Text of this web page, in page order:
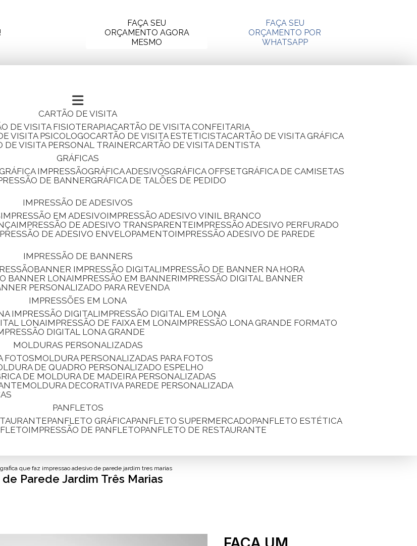
FAÇA SEU
ORÇAMENTO AGORA
MESMO
FAÇA SEU
ORÇAMENTO POR
WHATSAPP
CARTÃO DE VISITA
DE VISITA FISIOTERAPIA CARTÃO DE VISITA CONFEITARIA
VISITA PSICOLOGO CARTÃO DE VISITA ESTETICISTA CARTÃO DE VISITA GRÁFICA
DE VISITA PERSONAL TRAINER CARTÃO DE VISITA DENTISTA
GRÁFICAS
GRÁFICA IMPRESSÃO GRÁFICA ADESIVOS GRÁFICA OFFSET
GRÁFICA DE CAMISETAS
DE BANNER
GRÁFICA DE TALÕES DE PEDIDO
IMPRESSÃO DE ADESIVOS
IMPRESSÃO EM ADESIVO IMPRESSÃO ADESIVO VINIL BRANCO
IMPRESSÃO DE ADESIVO TRANSPARENTE IMPRESSÃO ADESIVO PERFURADO
DE ADESIVO ENVELOPAMENTO IMPRESSÃO ADESIVO DE PAREDE
IMPRESSÃO DE BANNERS
BANNER IMPRESSÃO DIGITAL IMPRESSÃO DE BANNER NA HORA
BANNER LONA IMPRESSÃO EM BANNER IMPRESSÃO DIGITAL BANNER
PERSONALIZADO PARA REVENDA
IMPRESSÕES EM LONA
IMPRESSÃO DIGITAL IMPRESSÃO DIGITAL EM LONA
LONA IMPRESSÃO DE FAIXA EM LONA IMPRESSÃO LONA GRANDE FORMATO
DIGITAL LONA GRANDE
MOLDURAS PERSONALIZADAS
FOTOS
MOLDURA PERSONALIZADAS PARA FOTOS
DE QUADRO PERSONALIZADO ESPELHO
DE MOLDURA DE MADEIRA PERSONALIZADAS
MOLDURA DECORATIVA PAREDE PERSONALIZADA
PANFLETOS
PANFLETO GRÁFICA PANFLETO SUPERMERCADO PANFLETO ESTÉTICA
IMPRESSÃO DE PANFLETO PANFLETO DE RESTAURANTE
grafica que faz impressao adesivo de parede jardim tres marias
Parede Jardim Três Marias